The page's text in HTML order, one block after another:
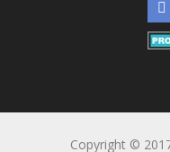
Copyright ©